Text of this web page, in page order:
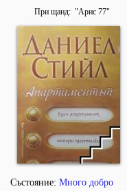
При щанд
"Арис 77"
Състояние: Много добро